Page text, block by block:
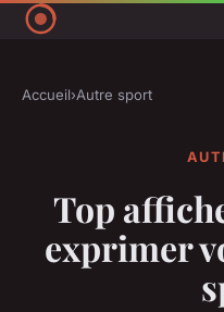
Accueil›Autre sport
Top
exprimer